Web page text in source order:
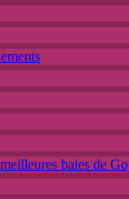
baies de